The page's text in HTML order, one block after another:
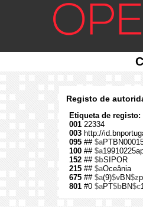
Registo de
Etiqueta de registo:
001 22334
003 http://
095 ## $a
100 ## $a
152 ## $bSIPOR
215 ## $aOceânia
675 ## $a(9)$vBN$z
801 #0 $aPT$bBN$c